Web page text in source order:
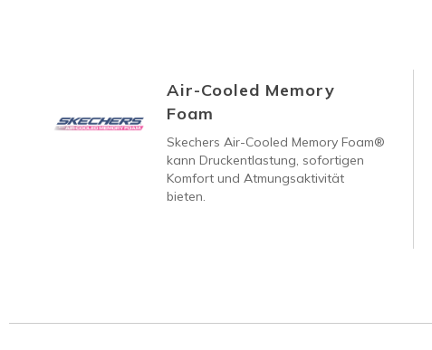
Air-Cooled Memory
Foam
Skechers Air-Cooled Memory Foam®
kann Druckentlastung, sofortigen
Komfort und Atmungsaktivität
bieten.